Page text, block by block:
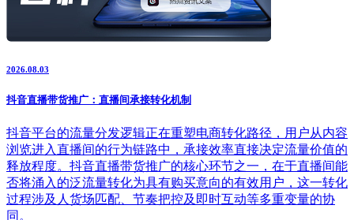
2026.08.03
抖音直播带货推广：直播间承接转化机制
抖音平台的流量分发逻辑正在重塑电商转化路径，用户从内容
浏览进入直播间的行为链路中，承接效率直接决定流量价值的
释放程度。抖音直播带货推广的核心环节之一，在于直播间能
否将涌入的泛流量转化为具有购买意向的有效用户，这一转化
过程涉及人货场匹配、节奏把控及即时互动等多重变量的协
同。